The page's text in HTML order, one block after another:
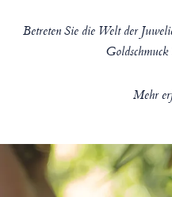
Betreten Sie die Welt der
Mehr